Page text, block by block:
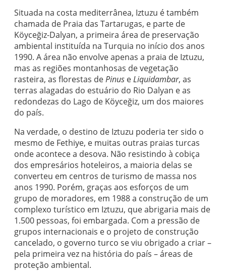
Situada na costa mediterrânea, Iztuzu é também
chamada de Praia das Tartarugas, e parte de
Köyceğiz-Dalyan, a primeira área de preservação
ambiental instituída na Turquia no início dos anos
1990. A área não envolve apenas a praia de Iztuzu,
mas as regiões montanhosas de vegetação
rasteira, as florestas dePinus eLiquidambar, as
terras alagadas do estuário do Rio Dalyan e as
redondezas do Lago de Köyceğiz, um dos maiores
do país.
Na verdade, o destino de Iztuzu poderia ter sido o
mesmo de Fethiye, e muitas outras praias turcas
onde acontece a desova. Não resistindo à cobiça
dos empresários hoteleiros, a maioria delas se
converteu em centros de turismo de massa nos
anos 1990. Porém, graças aos esforços de um
grupo de moradores, em 1988 a construção de um
complexo turístico em Iztuzu, que abrigaria mais de
1.500 pessoas, foi embargada. Com a pressão de
grupos internacionais e o projeto de construção
cancelado, o governo turco se viu obrigado a criar –
pela primeira vez na história do país – áreas de
proteção ambiental.